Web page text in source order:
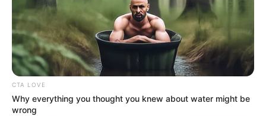
CTA LOVE
Why everything you thought you knew about water might be
wrong